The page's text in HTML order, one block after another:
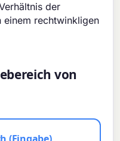
der
einem rechtwinkligen
von